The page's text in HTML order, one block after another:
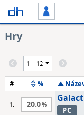
Hry
# %
1. 20.0
PC